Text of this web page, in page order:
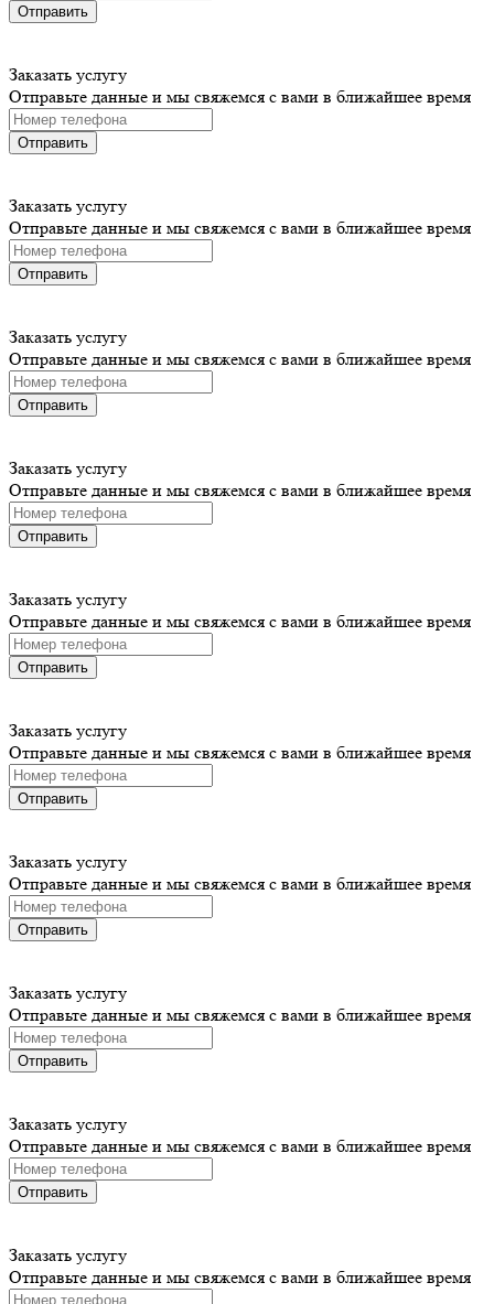
Отправить
Заказать услугу
Отправьте данные и мы свяжемся с вами в ближайшее время
Отправить
Заказать услугу
Отправьте данные и мы свяжемся с вами в ближайшее время
Отправить
Заказать услугу
Отправьте данные и мы свяжемся с вами в ближайшее время
Отправить
Заказать услугу
Отправьте данные и мы свяжемся с вами в ближайшее время
Отправить
Заказать услугу
Отправьте данные и мы свяжемся с вами в ближайшее время
Отправить
Заказать услугу
Отправьте данные и мы свяжемся с вами в ближайшее время
Отправить
Заказать услугу
Отправьте данные и мы свяжемся с вами в ближайшее время
Отправить
Заказать услугу
Отправьте данные и мы свяжемся с вами в ближайшее время
Отправить
Заказать услугу
Отправьте данные и мы свяжемся с вами в ближайшее время
Отправить
Заказать услугу
Отправьте данные и мы свяжемся с вами в ближайшее время